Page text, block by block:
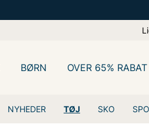
NYHEDER TØJ SKO
BØRN OVER 65% RABAT